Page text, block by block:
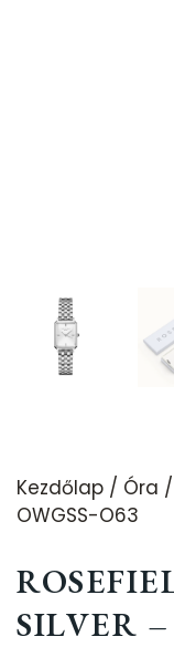
Kezdőlap / Óra
OWGSS-O63
SILVER –